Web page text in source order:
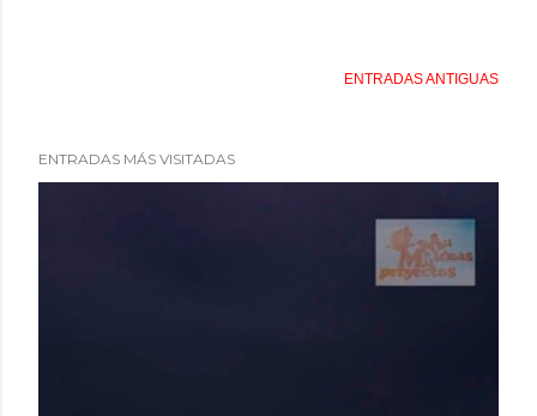
ENTRADAS ANTIGUAS
ENTRADAS MÁS VISITADAS